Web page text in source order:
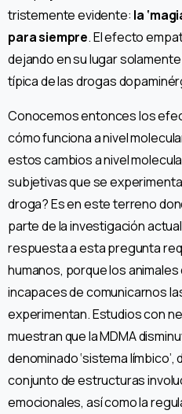
tristemente evidente: la
para siempre. El efecto
dejando en su lugar
típica de las drogas
Conocemos entonces los
cómo funciona a nivel
estos cambios a nivel
subjetivas que se
droga? Es en este terreno
parte de la investigación
respuesta a esta pregunta
humanos, porque los
incapaces de comunicarnos
experimentan. Estudios con
muestran que la MDMA
denominado ‘sistema
conjunto de estructuras
emocionales, así como la